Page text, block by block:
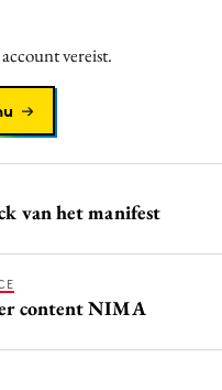
vereist.
van het manifest
content NIMA